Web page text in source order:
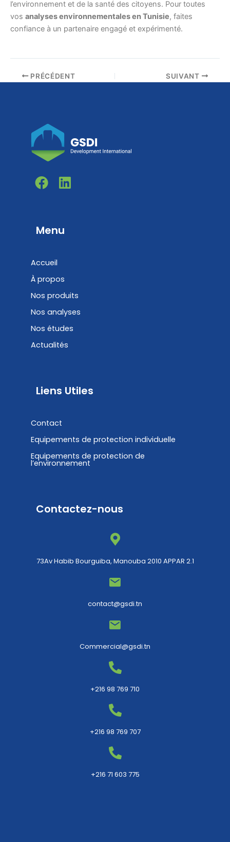
l’environnement et de la santé des citoyens. Pour toutes
vos analyses environnementales en Tunisie, faites
confiance à un partenaire engagé et expérimenté.
PRÉCÉDENT SUIVANT
F
a
b
o
L
i
e
Menu
Accueil
À propos
Nos produits
Nos analyses
Nos études
Actualités
Liens Utiles
Contact
Equipements de protection individuelle
Equipements de protection de
l’environnement
Contactez-nous
73Av Habib Bourguiba, Manouba 2010 APPAR 2.1
contact@gsdi.tn
Commercial@gsdi.tn
+216 98 769 710
+216 98 769 707
+216 71 603 775